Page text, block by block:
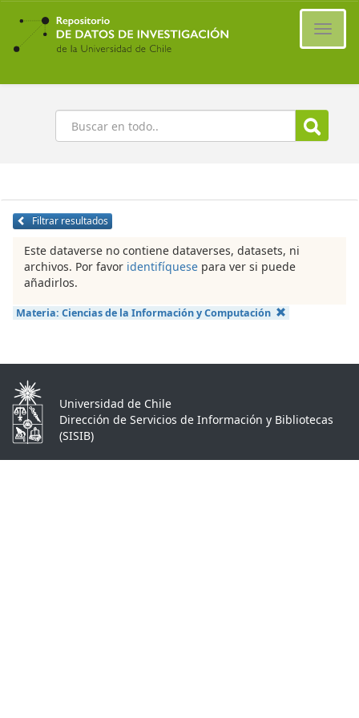
Ir
contenido
principal
Buscar
Filtrar resultados
Este dataverse no contiene dataverses, datasets, ni
archivos. Por favor identifíquese para ver si puede
añadirlos.
Materia: Ciencias de la Información y Computación
Universidad de Chile
Dirección de Servicios de Información y Bibliotecas
(SISIB)